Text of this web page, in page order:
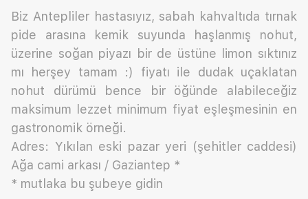
Biz Antepliler hastasıyız, sabah kahvaltıda tırnak
pide arasına kemik suyunda haşlanmış nohut,
üzerine soğan piyazı bir de üstüne limon sıktınız
mı herşey tamam :) fiyatı ile dudak uçaklatan
nohut dürümü bence bir öğünde alabileceğiz
maksimum lezzet minimum fiyat eşleşmesinin en
gastronomik örneği.
Adres: Yıkılan eski pazar yeri (şehitler caddesi)
Ağa cami arkası / Gaziantep *
* mutlaka bu şubeye gidin